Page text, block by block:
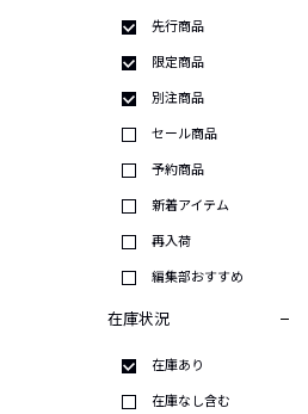
先行商品
限定商品
別注商品
セール商品
予約商品
新着アイテム
再入荷
編集部おすすめ
在庫状況
在庫あり
在庫なし含む